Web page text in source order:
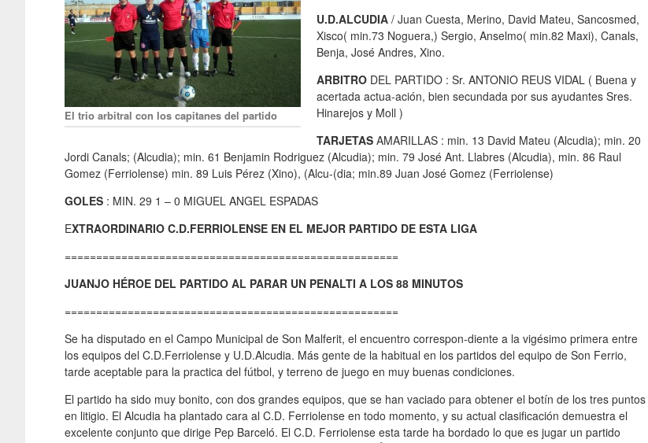
El trio arbitral con los capitanes del partido
U.D.ALCUDIA / Juan Cuesta, Merino, David Mateu, Sancosmed,
Xisco( min.73 Noguera,) Sergio, Anselmo( min.82 Maxi), Canals,
Benja, José Andres, Xino.
ARBITRO DEL PARTIDO : Sr. ANTONIO REUS VIDAL ( Buena y
acertada actua-ación, bien secundada por sus ayudantes Sres.
Hinarejos y Moll )
TARJETAS AMARILLAS : min. 13 David Mateu (Alcudia); min. 20
Jordi Canals; (Alcudia); min. 61 Benjamin Rodriguez (Alcudia); min. 79 José Ant. Llabres (Alcudia), min. 86 Raul
Gomez (Ferriolense) min. 89 Luis Pérez (Xino), (Alcu-(dia; min.89 Juan José Gomez (Ferriolense)
GOLES : MIN. 29 1 – 0 MIGUEL ANGEL ESPADAS
EXTRAORDINARIO C.D.FERRIOLENSE EN EL MEJOR PARTIDO DE ESTA LIGA
=====================================================
JUANJO HÉROE DEL PARTIDO AL PARAR UN PENALTI A LOS 88 MINUTOS
=====================================================
Se ha disputado en el Campo Municipal de Son Malferit, el encuentro correspon-diente a la vigésimo primera entre
los equipos del C.D.Ferriolense y U.D.Alcudia. Más gente de la habitual en los partidos del equipo de Son Ferrio,
tarde aceptable para la practica del fútbol, y terreno de juego en muy buenas condiciones.
El partido ha sido muy bonito, con dos grandes equipos, que se han vaciado para obtener el botín de los tres puntos
en litigio. El Alcudia ha plantado cara al C.D. Ferriolense en todo momento, y su actual clasificación demuestra el
excelente conjunto que dirige Pep Barceló. El C.D. Ferriolense esta tarde ha bordado lo que es jugar un partido